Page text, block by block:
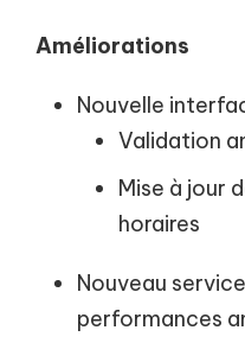
Améliorations
Nouvelle
Validation
Mise à jour
horaires
Nouveau
performances